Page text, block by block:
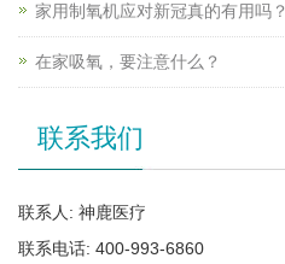
家用制氧机应对新冠真的有用吗？
在家吸氧，要注意什么？
联系我们
联系人: 神鹿医疗
联系电话: 400-993-6860